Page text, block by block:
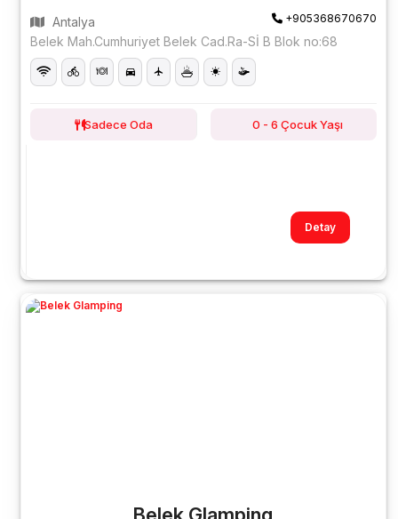
Antalya +905368670670
Belek Mah.Cumhuriyet Belek Cad.Ra-Sİ B Blok no:68
Sadece Oda 0 - 6 Çocuk Yaşı
Detay